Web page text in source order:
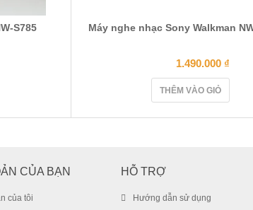
S785 Máy nghe nhạc Sony Walkman
1.490.000 ₫
THÊM VÀO GIỎ
CỦA BẠN
của tôi
HỖ TRỢ
Hướng dẫn sử dụng